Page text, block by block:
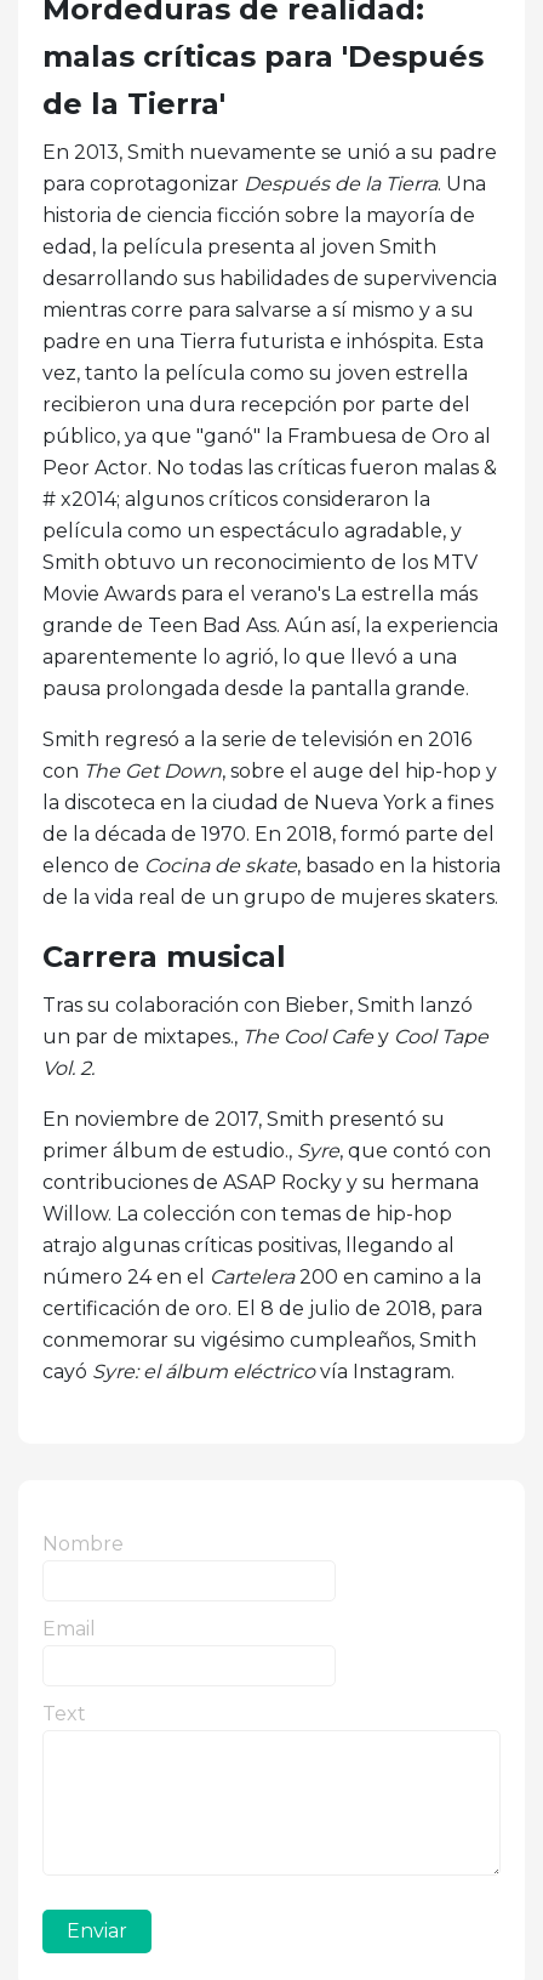
Mordeduras de realidad:
malas críticas para 'Después
de la Tierra'
En 2013, Smith nuevamente se unió a su padre
para coprotagonizar Después de la Tierra. Una
historia de ciencia ficción sobre la mayoría de
edad, la película presenta al joven Smith
desarrollando sus habilidades de supervivencia
mientras corre para salvarse a sí mismo y a su
padre en una Tierra futurista e inhóspita. Esta
vez, tanto la película como su joven estrella
recibieron una dura recepción por parte del
público, ya que "ganó" la Frambuesa de Oro al
Peor Actor. No todas las críticas fueron malas &
# x2014; algunos críticos consideraron la
película como un espectáculo agradable, y
Smith obtuvo un reconocimiento de los MTV
Movie Awards para el verano's La estrella más
grande de Teen Bad Ass. Aún así, la experiencia
aparentemente lo agrió, lo que llevó a una
pausa prolongada desde la pantalla grande.
Smith regresó a la serie de televisión en 2016
con The Get Down, sobre el auge del hip-hop y
la discoteca en la ciudad de Nueva York a fines
de la década de 1970. En 2018, formó parte del
elenco de Cocina de skate, basado en la historia
de la vida real de un grupo de mujeres skaters.
Carrera musical
Tras su colaboración con Bieber, Smith lanzó
un par de mixtapes., The Cool Cafey Cool Tape
Vol. 2.
En noviembre de 2017, Smith presentó su
primer álbum de estudio., Syre, que contó con
contribuciones de ASAP Rocky y su hermana
Willow. La colección con temas de hip-hop
atrajo algunas críticas positivas, llegando al
número 24 en el
Cartelera200 en camino a la
certificación de oro. El 8 de julio de 2018, para
conmemorar su vigésimo cumpleaños, Smith
cayó Syre: el álbum eléctricovía Instagram.
Nombre
Email
Text
Enviar